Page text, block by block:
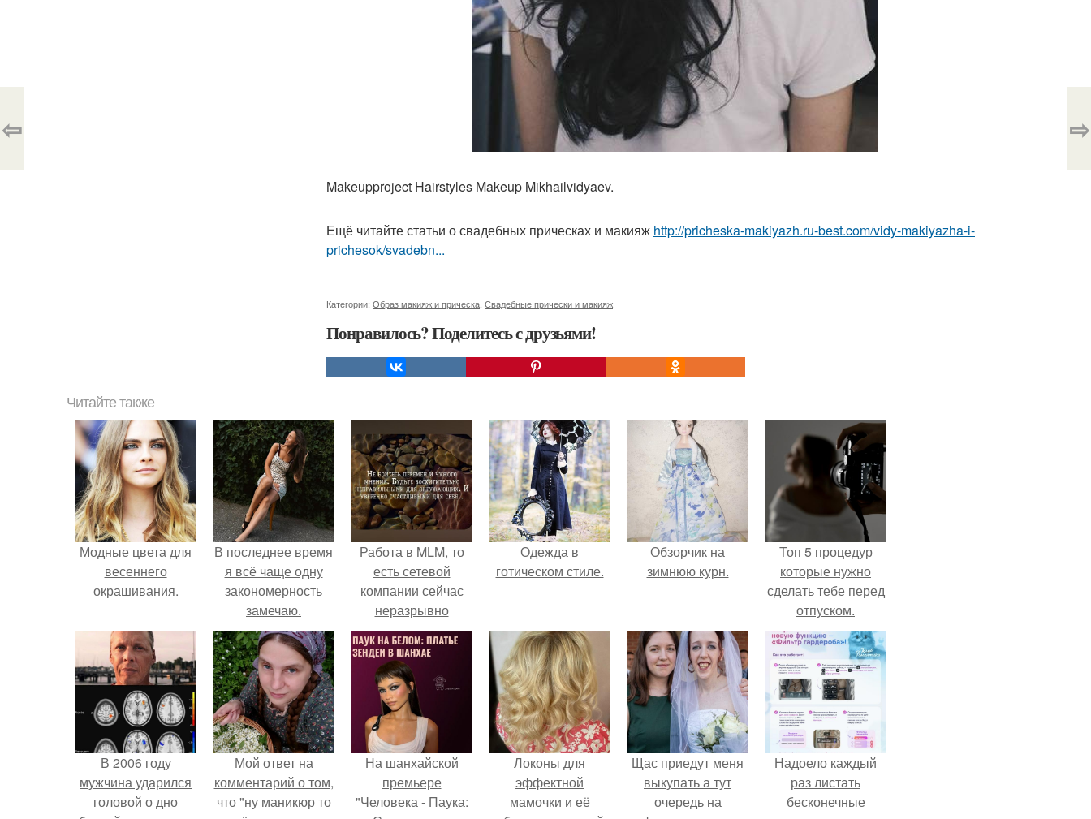
Makeupproject Hairstyles Makeup Mikhailvidyaev.
Ещё читайте статьи о свадебных прическах и макияж http://pricheska-makiyazh.ru-best.com/vidy-makiyazha-i-
prichesok/svadebn...
Категории: Образ макияж и прическа Свадебные прически и макияж
Понравилось? Поделитесь с друзьями!
⇦ ⇨
Читайте также
Модные цвета для
весеннего
окрашивания.
В последнее время
я всё чаще одну
закономерность
замечаю.
Работа в MLM, то
есть сетевой
компании сейчас
неразрывно
связана с создание
своего контента,
своей страницы в
соц сетях.
Одежда в
готическом стиле.
Обзорчик на
зимнюю курн.
Топ 5 процедур
которые нужно
сделать тебе перед
отпуском.
В 2006 году
мужчина ударился
головой о дно
Мой ответ на
комментарий о том,
что "ну маникюр то
На шанхайской
премьере
"Человека - Паука:
Локоны для
эффектной
мамочки и её
Щас приедут меня
выкупать а тут
очередь на
Надоело каждый
раз листать
бесконечные